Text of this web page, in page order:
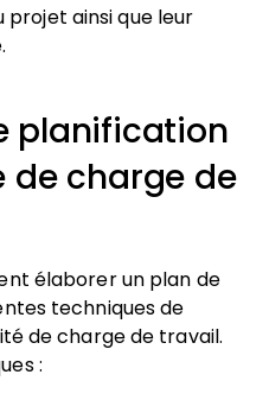
ainsi que leur
planification
de charge de
élaborer un plan de
techniques de
de charge de travail.
: